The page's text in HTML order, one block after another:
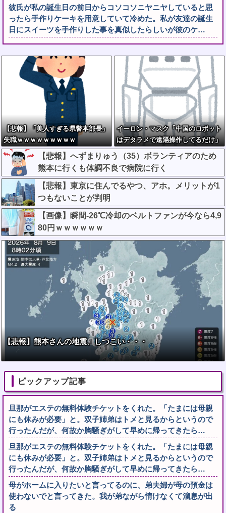
彼氏が私の誕生日の前日からコソコソニヤニヤしていると思
ったら手作りケーキを用意していて冷めた。私が友達の誕生
日にスイーツを手作りした事を真似したらしいが彼のケ…
【悲報】「美人すぎる県警本部長」
失職ｗｗｗｗｗｗｗｗｗ
イーロン・マスク「中国のロボット
はデタラメで遠隔操作してるだけ」
【悲報】へずまりゅう（35）ボランティアのため
熊本に行くも体調不良で病院に行く
【悲報】東京に住んでるやつ、アホ。メリットが1
つもないことが判明
【画像】瞬間-26℃冷却のベルトファンが今なら4,9
80円ｗｗｗｗｗｗ
【悲報】熊本さんの地震、しつこい・・・
ピックアップ記事
旦那がエステの無料体験チケットをくれた。「たまには母親
にも休みが必要」と。双子姉弟はトメと見るからというので
行ったんだが、何故か胸騒ぎがして早めに帰ってきたら…
旦那がエステの無料体験チケットをくれた。「たまには母親
にも休みが必要」と。双子姉弟はトメと見るからというので
行ったんだが、何故か胸騒ぎがして早めに帰ってきたら…
母がホームに入りたいと言ってるのに、弟夫婦が母の預金は
使わないでと言ってきた。我が弟ながら情けなくて溜息が出
る